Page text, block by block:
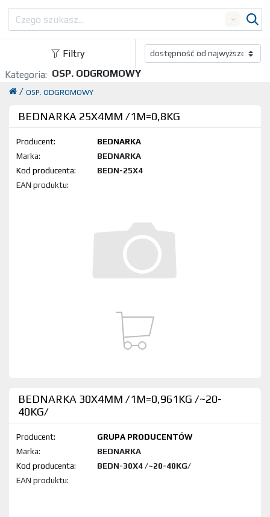
Filtry
Kategoria: OSP. ODGROMOWY
OSP. ODGROMOWY
/
BEDNARKA 25X4MM /1M=0,8KG
Producent:
BEDNARKA
Marka:
BEDNARKA
Kod produktu:
BEDN-25X4
EAN produktu:
BEDNARKA 30X4MM /1M=0,961KG /~20-
40KG/
Producent:
GRUPA PRODUCENTÓW
Marka:
BEDNARKA
Kod produktu:
BEDN-30X4 /~20-40KG/
EAN produktu: